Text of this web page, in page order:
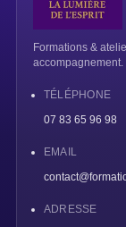
Formations &
accompagnement.
TÉLÉPHONE
07 83 65 96 98
EMAIL
ADRESSE